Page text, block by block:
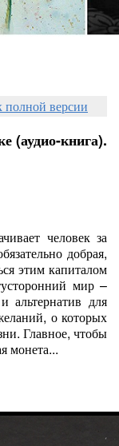
полной версии
(аудио-книга).
человек за
добрая,
этим капиталом
мир –
альтернатив для
о которых
Главное, чтобы
монета...